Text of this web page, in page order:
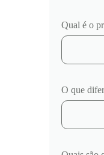
Qual é o
O que